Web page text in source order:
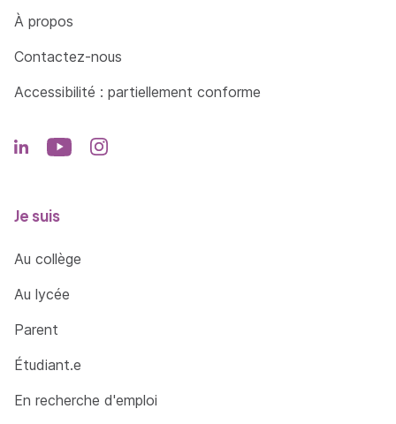
Côté Formations
À propos
Contactez-nous
Accessibilité : partiellement conforme
Je suis
Au collège
Au lycée
Parent
Étudiant.e
En recherche d'emploi